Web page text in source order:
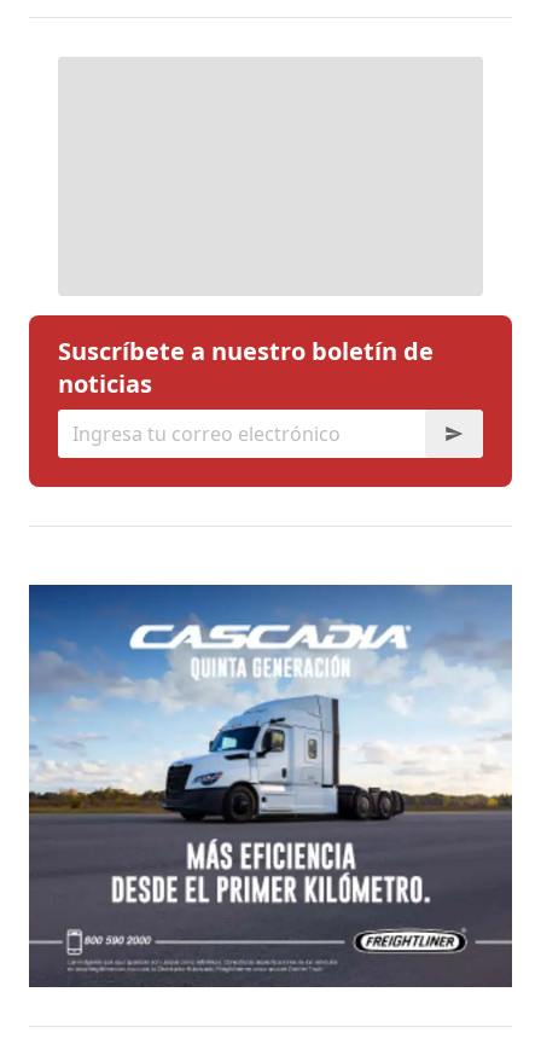
Suscríbete a nuestro boletín de
noticias